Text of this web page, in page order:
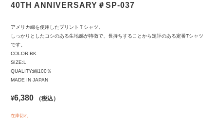
40TH ANNIVERSARY＃SP-037
アメリカ綿を使用したプリントＴシャツ。
しっかりとしたコシのある生地感が特徴で、長持ちすることから定評のある定番Tシャツ
です。
COLOR:BK
SIZE:L
QUALITY:綿100％
MADE IN JAPAN
¥6,380 （税込）
在庫切れ